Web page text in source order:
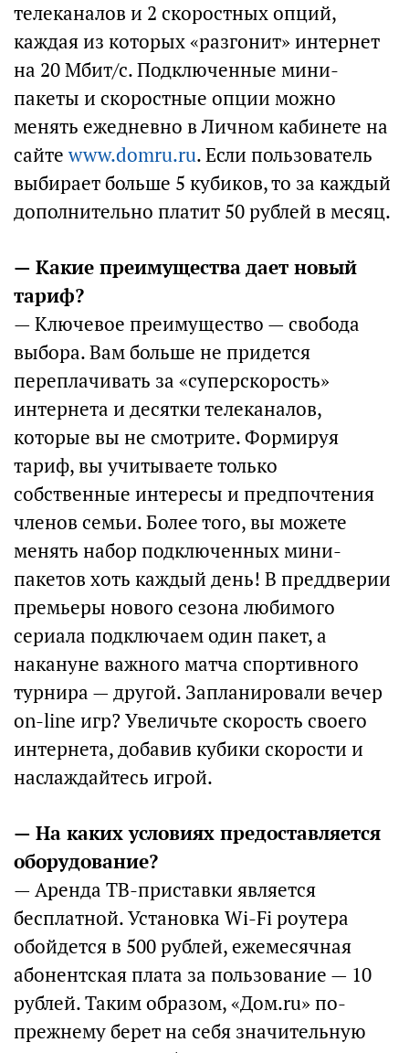
телеканалов и 2 скоростных опций,
каждая из которых «разгонит» интернет
на 20 Мбит/с. Подключенные мини-
пакеты и скоростные опции можно
менять ежедневно в Личном кабинете на
сайтеwww.domru.ru. Если пользователь
выбирает больше 5 кубиков, то за каждый
дополнительно платит 50 рублей в месяц.
— Какие преимущества дает новый
тариф?
— Ключевое преимущество — свобода
выбора. Вам больше не придется
переплачивать за «суперскорость»
интернета и десятки телеканалов,
которые вы не смотрите. Формируя
тариф, вы учитываете только
собственные интересы и предпочтения
членов семьи. Более того, вы можете
менять набор подключенных мини-
пакетов хоть каждый день! В преддверии
премьеры нового сезона любимого
сериала подключаем один пакет, а
накануне важного матча спортивного
турнира — другой. Запланировали вечер
on-line игр? Увеличьте скорость своего
интернета, добавив кубики скорости и
наслаждайтесь игрой.
— На каких условиях предоставляется
оборудование?
— Аренда ТВ-приставки является
бесплатной. Установка Wi-Fi роутера
обойдется в 500 рублей, ежемесячная
абонентская плата за пользование — 10
рублей. Таким образом, «Дом.ru» по-
прежнему берет на себя значительную